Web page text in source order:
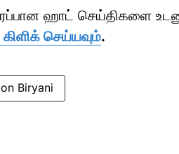
ஹாட் செய்திகளை
செய்யவும்.
Biryani